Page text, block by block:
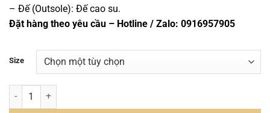
– Đế (Outsole): Đế cao su.
Đặt hàng theo yêu cầu – Hotline / Zalo: 0916957905
Size
Giày double monktrap da bê kết hợp da lộn cao cấp - ZDM013B số